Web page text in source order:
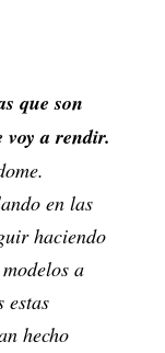
que son
voy a rendir.
en las
haciendo
a
estas
hecho